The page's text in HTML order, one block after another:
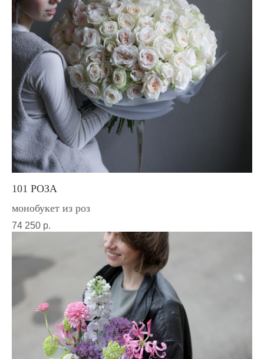
101 РОЗА
монобукет из роз
74 250 р.